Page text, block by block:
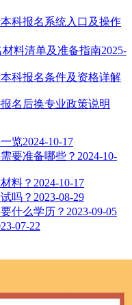
本科报名系统入口及操作
料清单及准备指南2025-
本科报名条件及资格详解
名后换专业政策说明
览2024-10-17
要准备哪些？ 2024-10-
料？ 2024-10-17
吗？ 2023-08-29
什么学历？ 2023-09-05
07-22